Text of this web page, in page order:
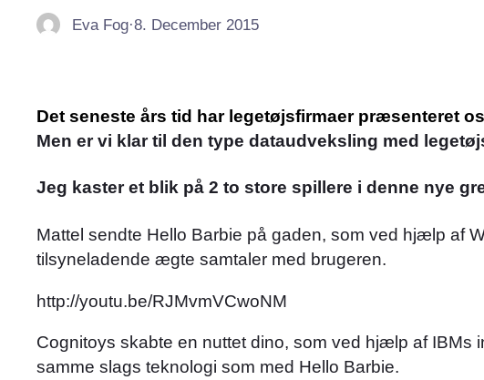
Eva Fog·8. December 2015
Det seneste års tid har legetøjsfirmaer præsenteret
Men er vi klar til den type dataudveksling med
Jeg kaster et blik på 2 to store spillere i denne nye
Mattel sendte Hello Barbie på gaden, som ved hjælp af
tilsyneladende ægte samtaler med brugeren.
http://youtu.be/RJMvmVCwoNM
Cognitoys skabte en nuttet dino, som ved hjælp af IBMs
samme slags teknologi som med Hello Barbie.